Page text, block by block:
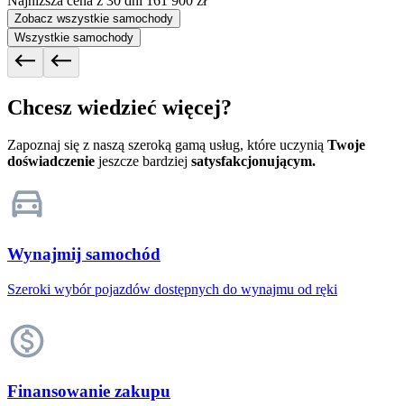
Zobacz wszystkie samochody
Wszystkie samochody
Chcesz wiedzieć więcej?
Zapoznaj się z naszą szeroką gamą usług, które uczynią Twoje
doświadczenie jeszcze bardziej satysfakcjonującym.
Wynajmij samochód
Szeroki wybór pojazdów dostępnych do wynajmu od ręki
Finansowanie zakupu